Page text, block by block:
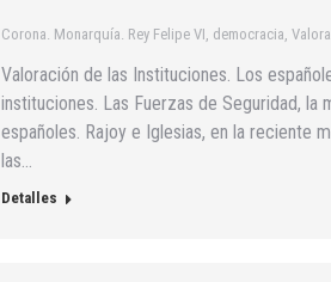
Corona. Monarquía. Rey Felipe VI, democracia,
Valoración de las Instituciones. Los
instituciones. Las Fuerzas de Seguridad, la
españoles. Rajoy e Iglesias, en la reciente
las…
Detalles